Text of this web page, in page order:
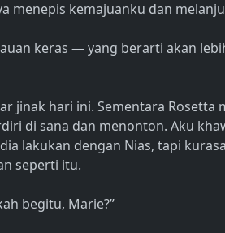
menepis kemajuanku dan
keras — yang berarti akan
jinak hari ini. Sementara
di sana dan menonton. Aku
lakukan dengan Nias, tapi
seperti itu.
begitu, Marie?”